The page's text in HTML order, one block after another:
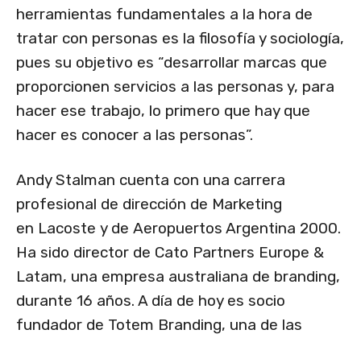
herramientas fundamentales a la hora de
tratar con personas es la filosofía y sociología,
pues su objetivo es “desarrollar marcas que
proporcionen servicios a las personas y, para
hacer ese trabajo, lo primero que hay que
hacer es conocer a las personas”.
Andy Stalman cuenta con una carrera
profesional de dirección de Marketing
en Lacoste y de Aeropuertos Argentina 2000.
Ha sido director de Cato Partners Europe &
Latam, una empresa australiana de branding,
durante 16 años. A día de hoy es socio
fundador de Totem Branding, una de las